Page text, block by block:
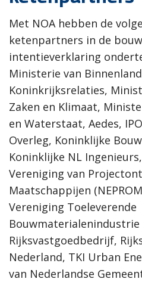
Met NOA hebben de
ketenpartners in de
intentieverklaring
Ministerie van
Koninkrijksrelaties,
Zaken en Klimaat,
en Waterstaat, Aedes,
Overleg, Koninklijke
Koninklijke NL
Vereniging van
Maatschappijen
Vereniging Toeleverende
Bouwmaterialenindustrie
Rijksvastgoedbedrijf,
Nederland, TKI Urban
van Nederlandse